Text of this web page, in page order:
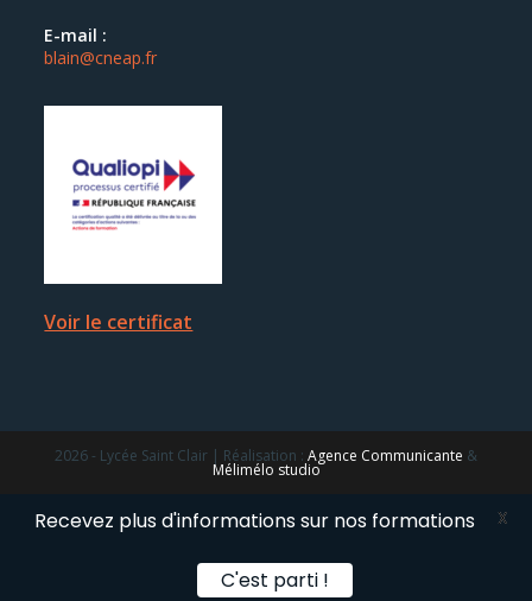
E-mail :
blain@cneap.fr
Voir le certificat
2026 - Lycée Saint Clair | Réalisation : Agence Communicante &
Mélimélo studio
Recevez plus d'informations sur nos formations
C'est parti !
X